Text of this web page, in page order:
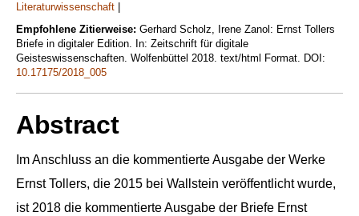
Literaturwissenschaft
Empfohlene Zitierweise: Gerhard Scholz, Irene Zanol: Ernst Tollers
Briefe in digitaler Edition. In: Zeitschrift für digitale
Geisteswissenschaften. Wolfenbüttel 2018. text/html Format. DOI:
10.17175/2018_005
Abstract
Im Anschluss an die kommentierte Ausgabe der Werke
Ernst Tollers, die 2015 bei Wallstein veröffentlicht wurde,
ist 2018 die kommentierte Ausgabe der Briefe Ernst